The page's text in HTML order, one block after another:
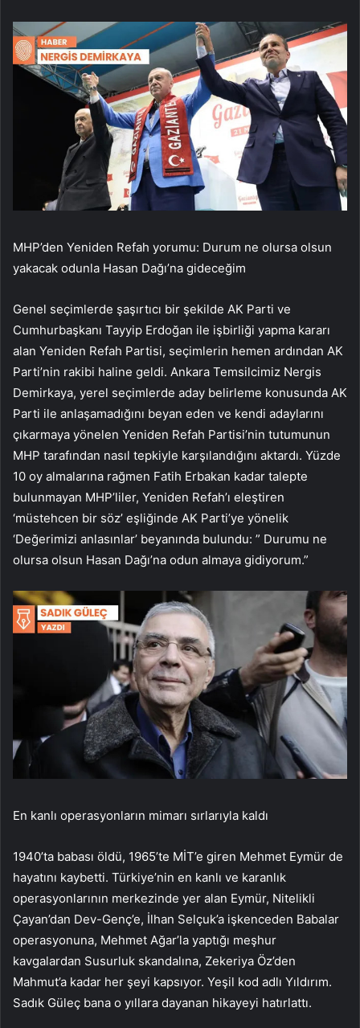
MHP’den Yeniden Refah yorumu: Durum ne olursa olsun
yakacak odunla Hasan Dağı’na gideceğim
Genel seçimlerde şaşırtıcı bir şekilde AK Parti ve
Cumhurbaşkanı Tayyip Erdoğan ile işbirliği yapma kararı
alan Yeniden Refah Partisi, seçimlerin hemen ardından AK
Parti’nin rakibi haline geldi. Ankara Temsilcimiz Nergis
Demirkaya, yerel seçimlerde aday belirleme konusunda AK
Parti ile anlaşamadığını beyan eden ve kendi adaylarını
çıkarmaya yönelen Yeniden Refah Partisi’nin tutumunun
MHP tarafından nasıl tepkiyle karşılandığını aktardı. Yüzde
10 oy almalarına rağmen Fatih Erbakan kadar talepte
bulunmayan MHP’liler, Yeniden Refah’ı eleştiren
‘müstehcen bir söz’ eşliğinde AK Parti’ye yönelik
‘Değerimizi anlasınlar’ beyanında bulundu: ” Durumu ne
olursa olsun Hasan Dağı’na odun almaya gidiyorum.”
En kanlı operasyonların mimarı sırlarıyla kaldı
1940’ta babası öldü, 1965’te MİT’e giren Mehmet Eymür de
hayatını kaybetti. Türkiye’nin en kanlı ve karanlık
operasyonlarının merkezinde yer alan Eymür, Nitelikli
Çayan’dan Dev-Genç’e, İlhan Selçuk’a işkenceden Babalar
operasyonuna, Mehmet Ağar’la yaptığı meşhur
kavgalardan Susurluk skandalına, Zekeriya Öz’den
Mahmut’a kadar her şeyi kapsıyor. Yeşil kod adlı Yıldırım.
Sadık Güleç bana o yıllara dayanan hikayeyi hatırlattı.